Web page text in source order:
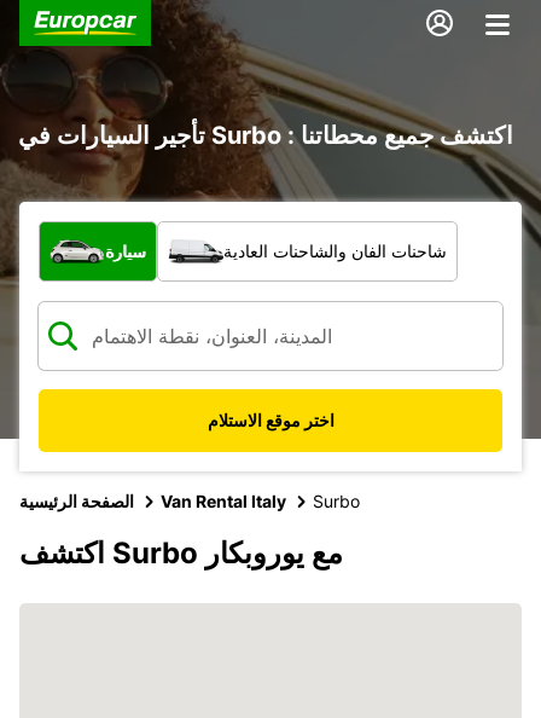
تأجير السيارات في Surbo : اكتشف جميع محطاتنا
ما نوع المركبة؟
سيارة شاحنات الفان والشاحنات العادية
اختر موقع الاستلام
الصفحة الرئيسية Van Rental Italy Surbo
اكتشف Surbo مع يوروبكار